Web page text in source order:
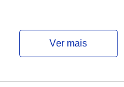
ver mais